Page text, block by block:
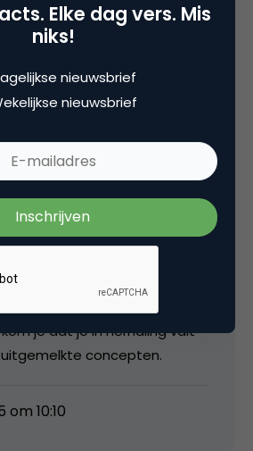
Postma
puur om een zie-ons-
er totaal niks spannends
dat een blad als Emerce zich
meeslepen.
je dat je in herhaling valt
concepten.
10:10
Elke dag vers. Mis
niks!
nieuwsbrief
nieuwsbrief